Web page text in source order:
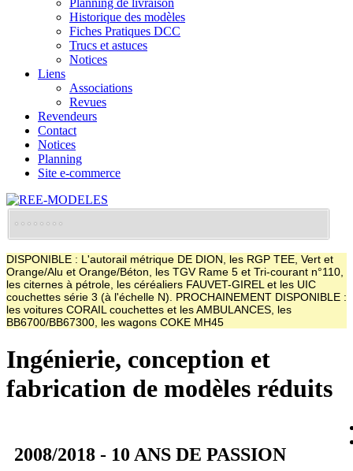
Planning de livraison
Historique des modèles
Fiches Pratiques DCC
Trucs et astuces
Notices
Liens
Associations
Revues
Revendeurs
Contact
Notices
Planning
Site e-commerce
DISPONIBLE : L'autorail métrique DE DION, les RGP TEE, Vert et
Orange/Alu et Orange/Béton, les TGV Rame 5 et Tri-courant n°110,
les citernes à pétrole, les céréaliers FAUVET-GIREL et les UIC
couchettes série 3 (à l'échelle N). PROCHAINEMENT DISPONIBLE :
les voitures CORAIL couchettes et les AMBULANCES, les
BB6700/BB67300, les wagons COKE MH45
Ingénierie, conception et
fabrication de modèles réduits
2008/2018 - 10 ANS DE PASSION